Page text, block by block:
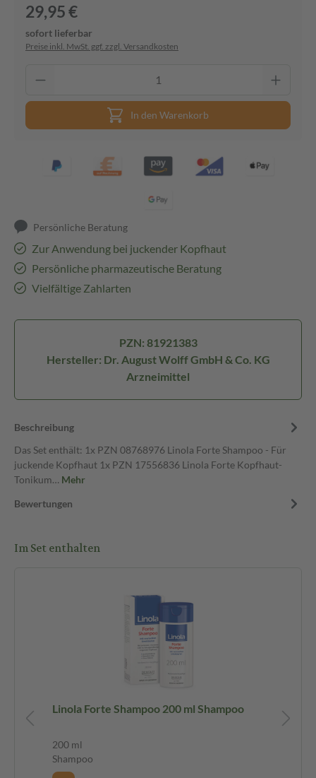
29,95 €
sofort lieferbar
Preise inkl. MwSt. ggf. zzgl. Versandkosten
In den Warenkorb
Persönliche Beratung
Zur Anwendung bei juckender Kopfhaut
Persönliche pharmazeutische Beratung
Vielfältige Zahlarten
PZN: 81921383
Hersteller: Dr. August Wolff GmbH & Co. KG
Arzneimittel
Beschreibung
Das Set enthält: 1x PZN 08768976 Linola Forte Shampoo - Für
juckende Kopfhaut 1x PZN 17556836 Linola Forte Kopfhaut-
Tonikum… Mehr
Bewertungen
Im Set enthalten
Linola Forte Shampoo 200 ml Shampoo
200 ml
Shampoo